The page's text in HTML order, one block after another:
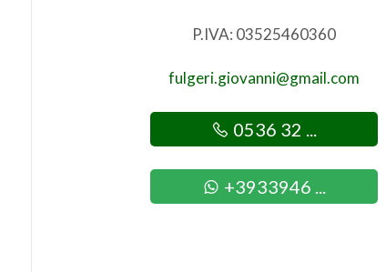
P.IVA: 03525460360
fulgeri.giovanni@gmail.com
0536 32 ...
+3933946 ...